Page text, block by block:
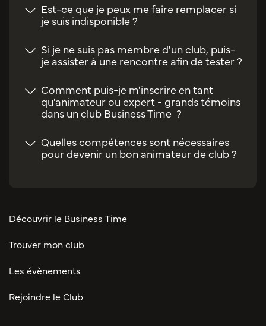
Est-ce que je peux me faire remplacer si
je suis indisponible ?
Si je ne suis pas membre d'un club, puis-
je assister à une rencontre afin de tester ?
Comment puis-je m'inscrire en tant
qu'animateur ou expert - grands témoins
dans un club Business Time ?
Quelles compétences sont nécessaires
pour devenir un bon animateur de club ?
Découvrir le Business Time
Trouver mon club
Les évènements
Rejoindre le Club